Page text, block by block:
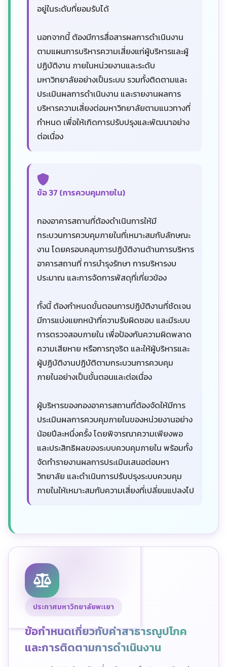
อยู่ในระดับที่ยอมรับได้
นอกจากนี้ ต้องมีการสื่อสารผลการดำเนินงาน
ตามแผนการบริหารความเสี่ยงแก่ผู้บริหารและผู้
ปฏิบัติงาน ภายในหน่วยงานและระดับ
มหาวิทยาลัยอย่างเป็นระบบ รวมทั้งติดตามและ
ประเมินผลการดำเนินงาน และรายงานผลการ
บริหารความเสี่ยงต่อมหาวิทยาลัยตามแนวทางที่
กำหนด เพื่อให้เกิดการปรับปรุงและพัฒนาอย่าง
ต่อเนื่อง
ข้อ 37 (การควบคุมภายใน)
กองอาคารสถานที่ต้องดำเนินการให้มี
กระบวนการควบคุมภายในที่เหมาะสมกับลักษณะ
งาน โดยครอบคลุมการปฏิบัติงานด้านการบริหาร
อาคารสถานที่ การบำรุงรักษา การบริหารงบ
ประมาณ และการจัดการพัสดุที่เกี่ยวข้อง
ทั้งนี้ ต้องกำหนดขั้นตอนการปฏิบัติงานที่ชัดเจน
มีการแบ่งแยกหน้าที่ความรับผิดชอบ และมีระบบ
การตรวจสอบภายใน เพื่อป้องกันความผิดพลาด
ความเสียหาย หรือการทุจริต และให้ผู้บริหารและ
ผู้ปฏิบัติงานปฏิบัติตามกระบวนการควบคุม
ภายในอย่างเป็นขั้นตอนและต่อเนื่อง
ผู้บริหารของกองอาคารสถานที่ต้องจัดให้มีการ
ประเมินผลการควบคุมภายในของหน่วยงานอย่าง
น้อยปีละหนึ่งครั้ง โดยพิจารณาความเพียงพอ
และประสิทธิผลของระบบควบคุมภายใน พร้อมทั้ง
จัดทำรายงานผลการประเมินเสนอต่อมหา
วิทยาลัย และดำเนินการปรับปรุงระบบควบคุม
ภายในให้เหมาะสมกับความเสี่ยงที่เปลี่ยนแปลงไป
ประกาศมหาวิทยาลัยพะเยา
ข้อกำหนดเกี่ยวกับค่าสาธารณูปโภค
และการติดตามการดำเนินงาน